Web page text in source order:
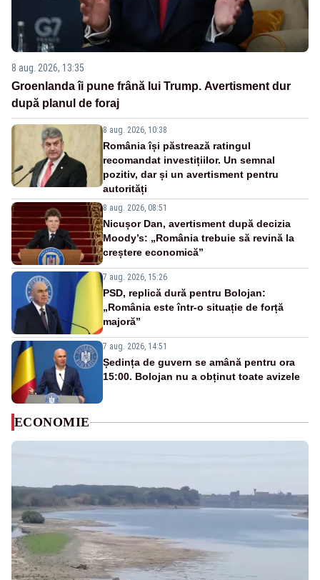
8 aug. 2026, 13:35
Groenlanda îi pune frână lui Trump. Avertisment dur
după planul de foraj
8 aug. 2026, 10:38
România își păstrează ratingul
recomandat investițiilor. Un semnal
pozitiv, dar și un avertisment pentru
autorități
8 aug. 2026, 08:51
Nicușor Dan, avertisment după decizia
Moody’s: „România trebuie să revină la
creștere economică”
7 aug. 2026, 15:26
PSD, replică dură pentru Bolojan:
„România este într-o situație de forță
majoră”
7 aug. 2026, 14:51
Ședința de guvern se amână pentru ora
15:00. Bolojan nu a obținut toate avizele
ECONOMIE